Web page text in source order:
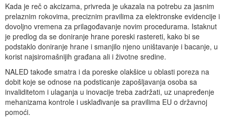
Kada je reč o akcizama, privreda je ukazala na potrebu za jasnim
prelaznim rokovima, preciznim pravilima za elektronske evidencije i
dovoljno vremena za prilagođavanje novim procedurama. Istaknut
je predlog da se doniranje hrane poreski rastereti, kako bi se
podstaklo doniranje hrane i smanjilo njeno uništavanje i bacanje, u
korist najsiromašnijih građana ali i životne sredine.
NALED takođe smatra i da poreske olakšice u oblasti poreza na
dobit koje se odnose na podsticanje zapošljavanja osoba sa
invaliditetom i ulaganja u inovacije treba zadržati, uz unapređenje
mehanizama kontrole i usklađivanje sa pravilima EU o državnoj
pomoći.